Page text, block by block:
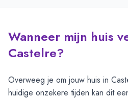
Wanneer mijn huis
Castelre?
Overweeg je om jouw huis in
huidige onzekere tijden kan dit